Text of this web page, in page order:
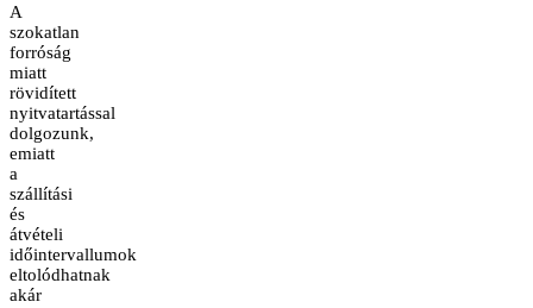
A
szokatlan
forróság
miatt
rövidített
nyitvatartással
dolgozunk,
emiatt
a
szállítási
és
átvételi
időintervallumok
eltolódhatnak
akár